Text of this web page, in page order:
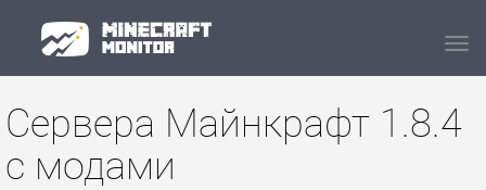
Сервера Майнкрафт 1.8.4
с модами